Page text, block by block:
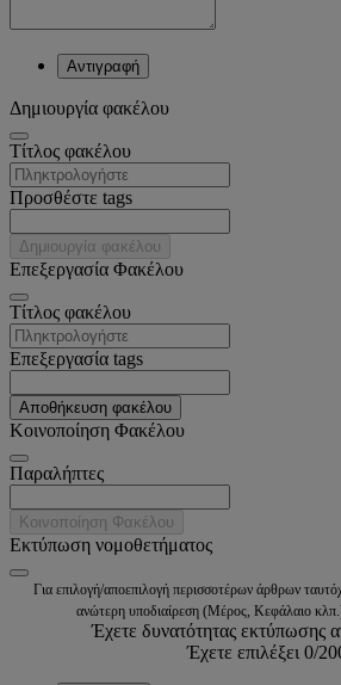
Αντιγραφή
Δημιουργία φακέλου
Tίτλος φακέλου
Προσθέστε tags
Δημιουργία φακέλου
Επεξεργασία Φακέλου
Tίτλος φακέλου
Επεξεργασία tags
Αποθήκευση φακέλου
Κοινοποίηση Φακέλου
Παραλήπτες
Κοινοποίηση Φακέλου
Εκτύπωση νομοθετήματος
Για επιλογή/αποεπιλογή περισσοτέρων άρθρων
ανώτερη υποδιαίρεση (Μέρος, Κεφάλαιο
Έχετε δυνατότητας εκτύπωσης
Έχετε επιλέξει 0/